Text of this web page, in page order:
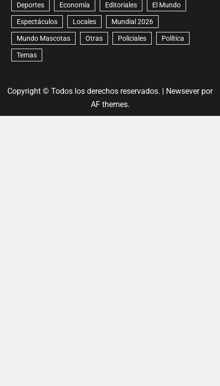
Deportes Economía Editoriales El Mundo
Espectáculos Locales Mundial 2026
Mundo Mascotas Otras Policiales Política
Temas
Copyright © Todos los derechos reservados. | Newseverpor
AF themes.